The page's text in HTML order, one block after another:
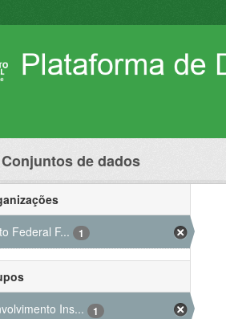
Conjuntos de dados
Federal F...
1
Ins...
1